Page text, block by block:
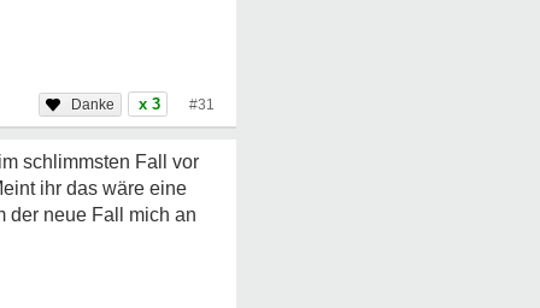
x 3 #31
schlimmsten Fall vor
ihr das wäre eine
der neue Fall mich an